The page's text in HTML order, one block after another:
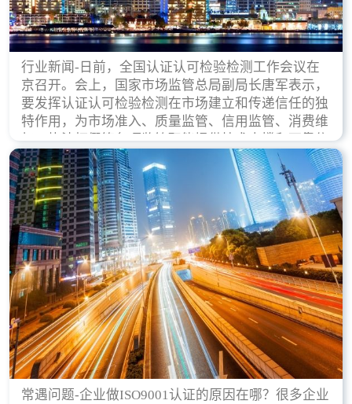
行业新闻-日前，全国认证认可检验检测工作会议在
京召开。会上，国家市场监管总局副局长唐军表示，
要发挥认证认可检验检测在市场建立和传递信任的独
特作用，为市场准入、质量监管、信用监管、消费维
权、执法打假等各项监管职能提供技术支撑和可靠依
据。
常遇问题-企业做ISO9001认证的原因在哪？很多企业